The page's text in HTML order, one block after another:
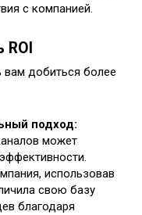
с компанией.
вам добиться более
подход:
может
использовав
свою базу
благодаря